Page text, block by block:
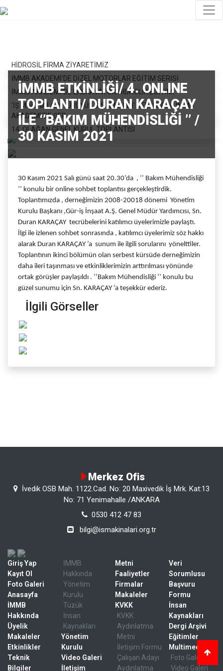
HİDROSİL FİRMA ZİYARETİMİZ
İMMB AKADEMİ'DE DİZEL MOTORLAR EĞİTİM SERİSİ
İMMB AKADEMİ'DE EKSKAVATÖR HİDROLİK EĞİTİMİ
'İŞ MAKİNALARI YÜRÜYÜŞ SİSTEMLERİ' SEMİNERİNİ İMMB
AKADEMİ'DE GER..
14. OLAĞAN GENEL KURUL TOPLANTISI
İMMB ETKİNLİĞİ/ 4. ONLINE
TOPLANTI/ DURAN KARAÇAY
İLE ‘’BAKIM MÜHENDİSLİĞİ ’’ /
30 KASIM 2021
30 Kasım 2021 Salı günü saat 20.30’da , ‘’ Bakım Mühendisliği
’’ konulu bir online sohbet toplantısı gerçekleştirdik.
Toplantımızda , derneğimizin 2008-20018 dönemi Yönetim
Kurulu Başkanı ,Gür-iş İnşaat A.Ş. Genel Müdür Yardımcısı, Sn.
Duran KARAÇAY tecrübelerini katılımcı üyelerimizle paylaştı.
İlgi ile izlenen sohbet sonrasında , katılımcı üyelerimiz söz hakkı
alarak Duran KARAÇAY ’a sunum ile ilgili sorularını yönelttiler.
Toplantının ikinci bölümün olan serbest kürsüde derneğimizin
daha ileri taşınması ve etkinliklerimizin arttırılması yönünde
ortak görüşler paylaşıldı . ‘’Bakım Mühendisliği ‘’ konulu bu
güzel sunumu için Sn. KARAÇAY ’a teşekkür ederiz.
İlgili Görseller
Merkez Ofis
İvedik OSB Mah. 1122.Cad. No: 20 Maxivedik İş Mrk. Kat:13
No: 71 Yenimahalle /ANKARA
0530 412 47 83
bilgi@ismakinalari.org.tr
Giriş Yap
Kayıt Ol
Foto Galeri
Anasayfa
İMMB
Hakkında
Üyelik
Makaleler
Etkinlikler
Teknik
Bilgiler
İMMB
Hakkında
Yönetim
Kurulu
Tüzük
İnsan
Kaynakları
Yönetim
Kurulu
Video Galeri
İletişim
Metni
Faaliyetler
Firmalar
Makaleler
KVKK
KVKK
Aydınlatma
Metni
İletişim Formu
Çalışan Adayı
Aydınlatma
Veri
Sorumlusu
Başvuru
Formu
İnsan
Kaynakları
Dergi Arşivi
Eğitimler
Multimedya
Foto Galeri
Video Galeri